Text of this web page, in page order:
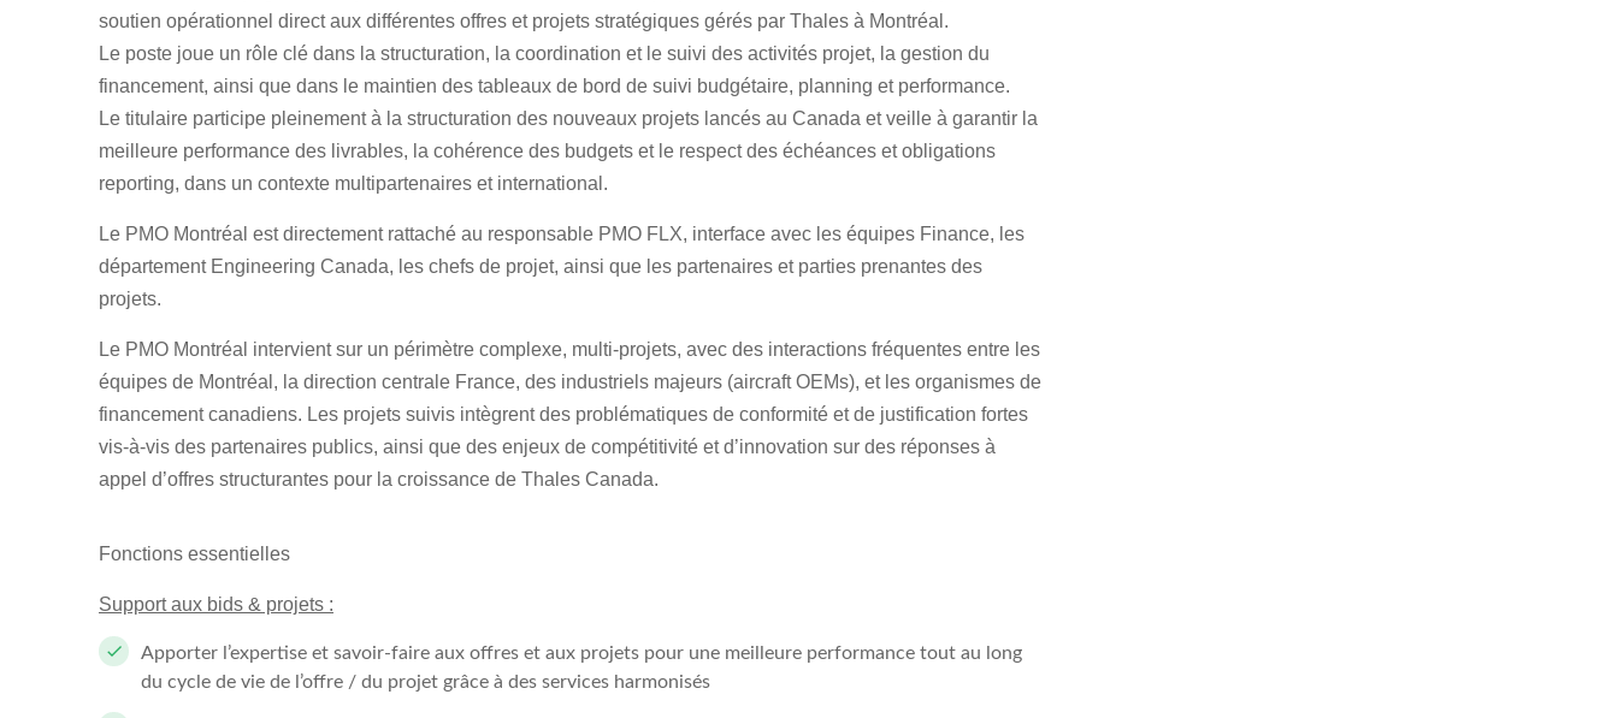
soutien opérationnel direct aux différentes offres et projets stratégiques gérés par Thales à Montréal.
Le poste joue un rôle clé dans la structuration, la coordination et le suivi des activités projet, la gestion du
financement, ainsi que dans le maintien des tableaux de bord de suivi budgétaire, planning et performance.
Le titulaire participe pleinement à la structuration des nouveaux projets lancés au Canada et veille à garantir la
meilleure performance des livrables, la cohérence des budgets et le respect des échéances et obligations
reporting, dans un contexte multipartenaires et international.
Le PMO Montréal est directement rattaché au responsable PMO FLX, interface avec les équipes Finance, les
département Engineering Canada, les chefs de projet, ainsi que les partenaires et parties prenantes des
projets.
Le PMO Montréal intervient sur un périmètre complexe, multi-projets, avec des interactions fréquentes entre les
équipes de Montréal, la direction centrale France, des industriels majeurs (aircraft OEMs), et les organismes de
financement canadiens. Les projets suivis intègrent des problématiques de conformité et de justification fortes
vis-à-vis des partenaires publics, ainsi que des enjeux de compétitivité et d’innovation sur des réponses à
appel d’offres structurantes pour la croissance de Thales Canada.
Fonctions essentielles
Support aux bids & projets :
Apporter l’expertise et savoir-faire aux offres et aux projets pour une meilleure performance tout au long
du cycle de vie de l’offre / du projet grâce à des services harmonisés